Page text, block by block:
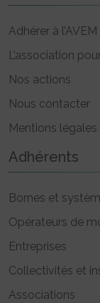
Adhérer à l’AVEM
L’association
Nos actions
Nous contacter
Mentions légales
Adhérents
Bornes et
Opérateurs de
Entreprises
Collectivités et
Associations